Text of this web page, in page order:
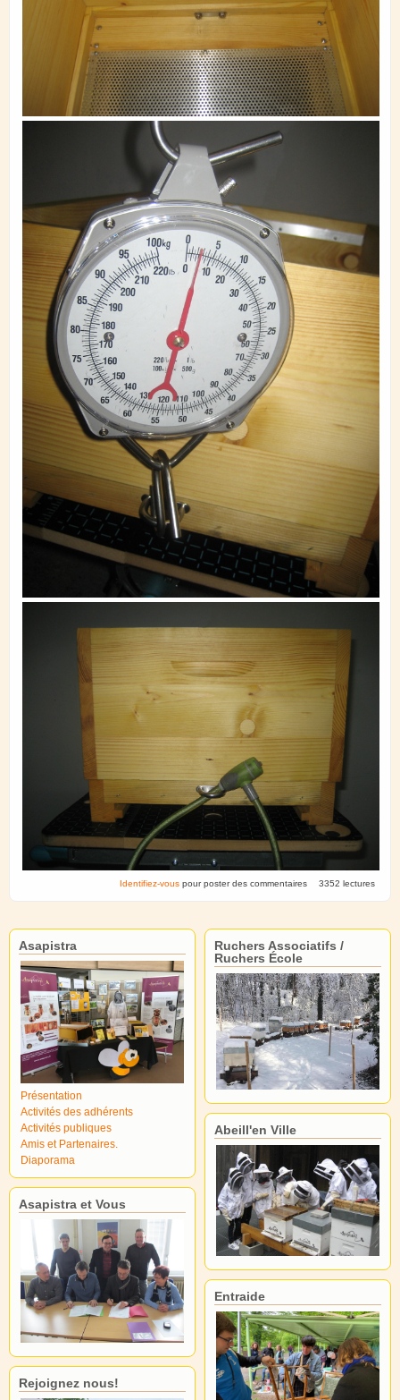
Identifiez-vous pour poster des commentaires 3352 lectures
Asapistra
Présentation
Activités des adhérents
Activités publiques
Amis et Partenaires.
Diaporama
Asapistra et Vous
Rejoignez nous!
Ruchers Associatifs /
Ruchers École
Abeill'en Ville
Entraide